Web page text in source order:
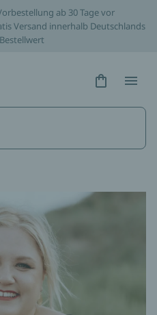
ab 30 Tage vor
Versand innerhalb Deutschlands
Hidden